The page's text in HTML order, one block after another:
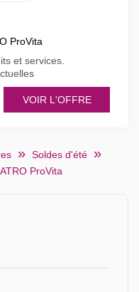
ProVita
et services.
VOIR L'OFFRE
Soldes d'été
ProVita